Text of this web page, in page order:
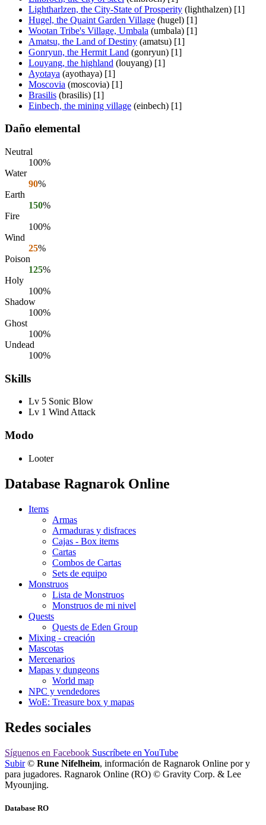
Lightharlzen, the City-State of Prosperity (lighthalzen) [1]
Hugel, the Quaint Garden Village (hugel) [1]
Wootan Tribe's Village, Umbala (umbala) [1]
Amatsu, the Land of Destiny (amatsu) [1]
Gonryun, the Hermit Land (gonryun) [1]
Louyang, the highland (louyang) [1]
Ayotaya (ayothaya) [1]
Moscovia (moscovia) [1]
Brasilis (brasilis) [1]
Einbech, the mining village (einbech) [1]
Daño elemental
Neutral
100%
Water
90%
Earth
150%
Fire
100%
Wind
25%
Poison
125%
Holy
100%
Shadow
100%
Ghost
100%
Undead
100%
Skills
Lv 5 Sonic Blow
Lv 1 Wind Attack
Modo
Looter
Database Ragnarok Online
Items
Armas
Armaduras y disfraces
Cajas - Box items
Cartas
Combos de Cartas
Sets de equipo
Monstruos
Lista de Monstruos
Monstruos de mi nivel
Quests
Quests de Eden Group
Mixing - creación
Mascotas
Mercenarios
Mapas y dungeons
World map
NPC y vendedores
WoE: Treasure box y mapas
Redes sociales
Síguenos en Facebook Suscríbete en YouTube
Subir© Rune Nifelheim, información de Ragnarok Online por y
para jugadores. Ragnarok Online (RO) © Gravity Corp. & Lee
Myounjing.
Database RO